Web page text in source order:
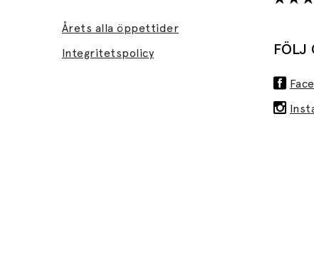
Årets alla öppettider
Integritetspolicy
FÖLJ